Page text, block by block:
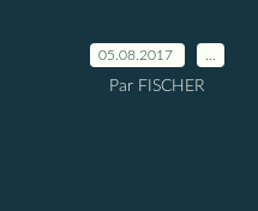
05.08.2017
Par FISCHER